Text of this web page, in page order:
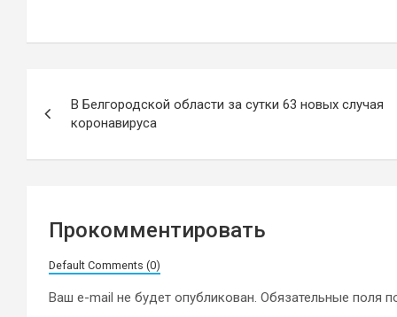
по
записям
В Белгородской области за сутки 63 новых случая
коронавируса
Прокомментировать
Default Comments (0)
Ваш e-mail не будет опубликован. Обязательные поля